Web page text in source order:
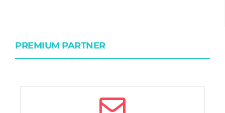
PREMIUM PARTNER